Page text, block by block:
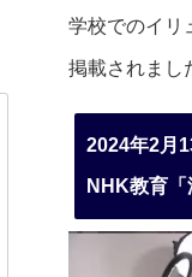
学校でのイリ
掲載されまし
2024年2月
NHK教育